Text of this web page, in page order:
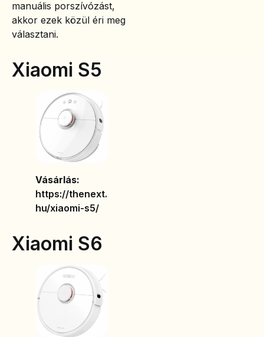
manuális porszívózást,
akkor ezek közül éri meg
választani.
Xiaomi S5
Vásárlás:
https://thenext.
hu/xiaomi-s5/
Xiaomi S6